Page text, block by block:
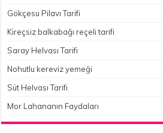
Gökçesu Pilavı Tarifi
Kireçsiz balkabağı reçeli tarifi
Saray Helvası Tarifi
Nohutlu kereviz yemeği
Süt Helvası Tarifi
Mor Lahananın Faydaları